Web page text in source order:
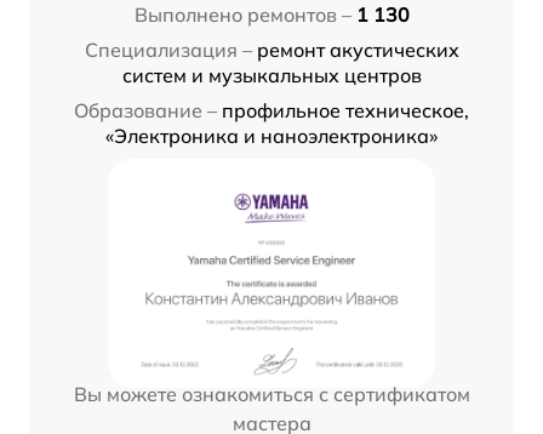
Выполнено ремонтов – 1 130
Специализация – ремонт акустических
систем и музыкальных центров
Образование – профильное техническое,
«Электроника и наноэлектроника»
Вы можете ознакомиться с сертификатом
мастера